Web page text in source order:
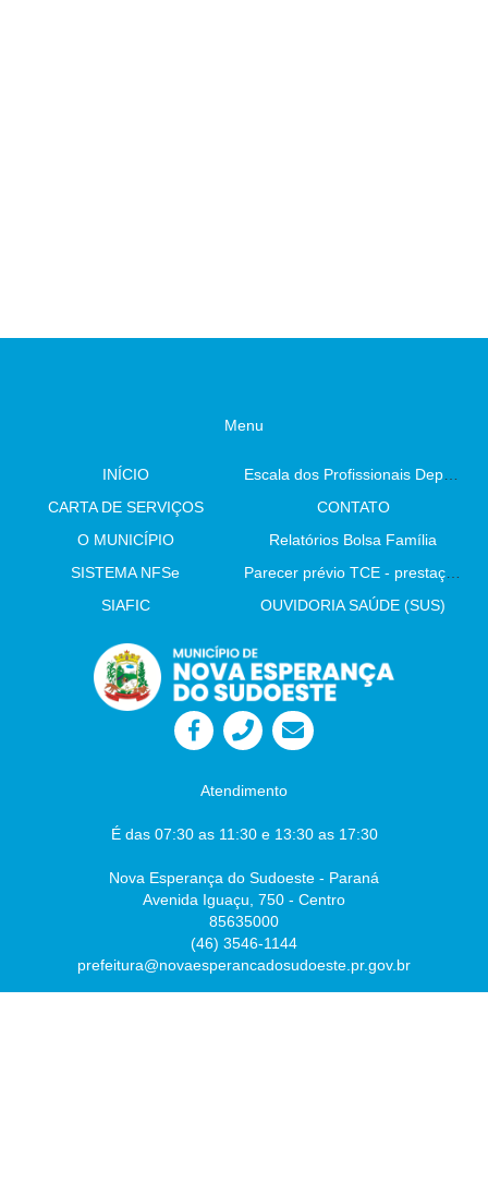
Menu
INÍCIO
Escala dos Profissionais Departamento De Saúde
CARTA DE SERVIÇOS
CONTATO
O MUNICÍPIO
Relatórios Bolsa Família
SISTEMA NFSe
Parecer prévio TCE - prestação de contas
SIAFIC
OUVIDORIA SAÚDE (SUS)
Atendimento
É das 07:30 as 11:30 e 13:30 as 17:30
Nova Esperança do Sudoeste - Paraná
Avenida Iguaçu, 750 - Centro
85635000
(46) 3546-1144
prefeitura@novaesperancadosudoeste.pr.gov.br